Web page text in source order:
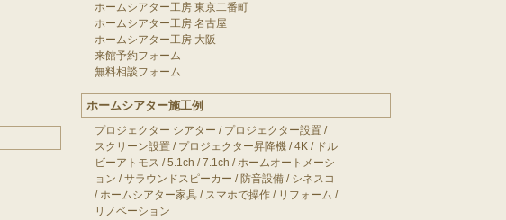
ホームシアター工房 東京二番町
ホームシアター工房 名古屋
ホームシアター工房 大阪
来館予約フォーム
無料相談フォーム
ホームシアター施工例
プロジェクター シアター / プロジェクター設置/
スクリーン設置/ プロジェクター昇降機/4K/ ドル
ビーアトモス /5.1ch /7.1ch /ホームオートメーシ
ョン /サラウンドスピーカー / 防音設備/ シネスコ
/ホームシアター家具/ スマホで操作/ リフォーム /
リノベーション